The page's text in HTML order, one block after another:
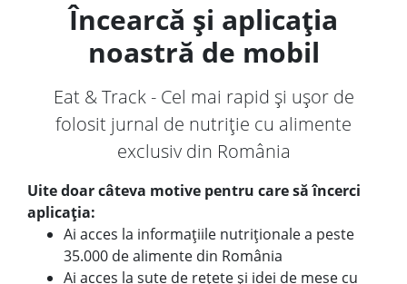
Încearcă și aplicația
noastră de mobil
Eat & Track - Cel mai rapid și ușor de
folosit jurnal de nutriție cu alimente
exclusiv din România
Uite doar câteva motive pentru care să încerci
aplicația:
Ai acces la informațiile nutriționale a peste
35.000 de alimente din România
Ai acces la sute de rețete și idei de mese cu